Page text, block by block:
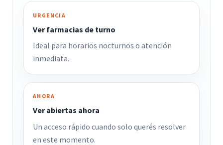
URGENCIA
Ver farmacias de turno
Ideal para horarios nocturnos o atención
inmediata.
AHORA
Ver abiertas ahora
Un acceso rápido cuando solo querés resolver
en este momento.